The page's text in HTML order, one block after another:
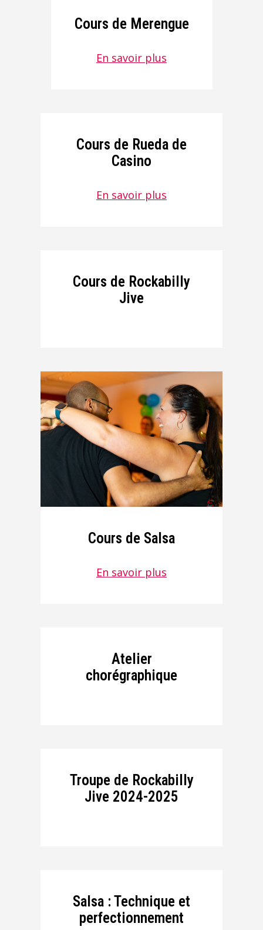
Cours de Merengue
En savoir plus
Cours de Rueda de
Casino
En savoir plus
Cours de Rockabilly
Jive
Cours de Salsa
En savoir plus
Atelier
chorégraphique
Troupe de Rockabilly
Jive 2024-2025
Salsa : Technique et
perfectionnement